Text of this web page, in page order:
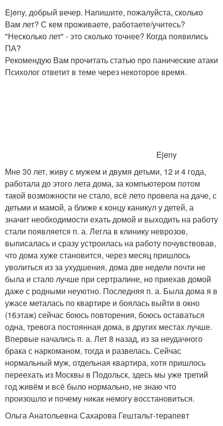
Ejeny, добрый вечер. Напишите, пожалуйста, сколько
Вам лет? С кем проживаете, работаете/учитесь?
"Несколько лет" - это сколько точнее? Когда появились
ПА?
Рекомендую Вам прочитать статью про панические атаки
Психолог ответит в теме через некоторое время.
Ejeny
Мне 30 лет, живу с мужем и двумя детьми, 12 и 4 года,
работала до этого лета дома, за компьютером потом
такой возможности не стало, всё лето провела на даче, с
детьми и мамой, а ближе к концу каникул у детей, а
значит необходимости ехать домой и выходить на работу
стали появляется п. а. Легла в клинику неврозов,
выписалась и сразу устроилась на работу почувствовав,
что дома хуже становится, через месяц пришлось
уволиться из за ухудшения, дома две недели почти не
была и стало лучше при сертралине, но приехав домой
даже с родными неуютно. Последняя п. а. Была дома я в
ужасе металась по квартире и боялась выйти в окно
(16этаж) сейчас боюсь повторения, боюсь оставаться
одна, тревога постоянная дома, в других местах лучше.
Впервые начались п. а. Лет 8 назад, из за неудачного
брака с наркоманом, тогда и развелась. Сейчас
нормальный муж, отдельная квартира, хотя пришлось
переехать из Москвы в Подольск, здесь мы уже третий
год живём и всё было нормально, не знаю что
произошло и почему никак немогу восстановиться.
Ольга Анатольевна Сахарова Гештальт-терапевт